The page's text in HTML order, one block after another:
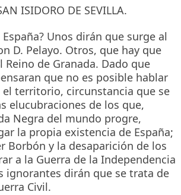
ISIDORO DE SEVILLA.
Unos dirán que surge al
D. Pelayo. Otros, que hay que
de Granada. Dado que
que no es posible hablar
el territorio, circunstancia que se
elucubraciones de los que,
Negra del mundo progre,
la propia existencia de España;
Borbón y la desaparición de los
a la Guerra de la Independencia
ignorantes dirán que se trata de
Civil.